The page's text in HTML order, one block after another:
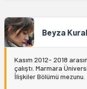
Beyza Kural
Kasım 2012- 2018
çalıştı. Marmara
İlişkiler Bölümü mezunu.